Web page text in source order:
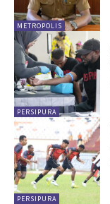
METROPOLIS
PERSIPURA
PERSIPURA